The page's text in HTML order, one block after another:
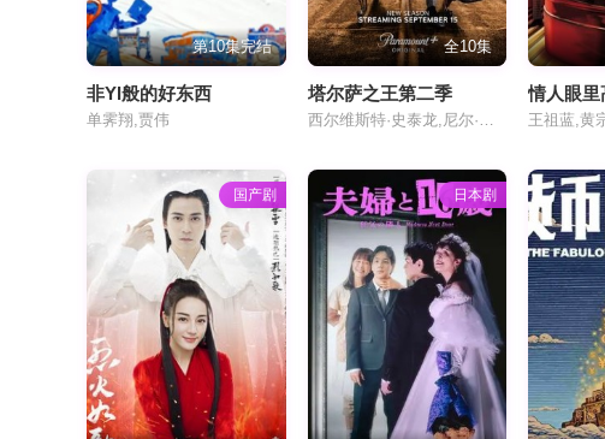
第10集完结
非YI般的好东西
单霁翔,贾伟
全10集
塔尔萨之王第二季 情人眼里
国产剧 日本剧